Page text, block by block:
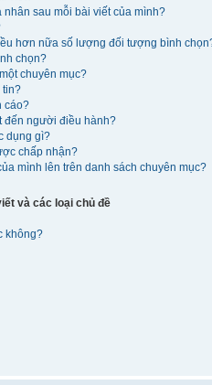
sau mỗi bài viết của mình?
hơn nữa số lượng đối tượng bình
chọn?
chuyên mục?
tin?
cáo?
đến người điều hành?
dụng gì?
chấp nhận?
mình lên trên danh sách chuyên mục?
và các loại chủ đề
không?